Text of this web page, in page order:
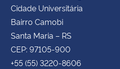
Cidade Universitária
Bairro Camobi
Santa Maria – RS
CEP: 97105-900
+55 (55) 3220-8606